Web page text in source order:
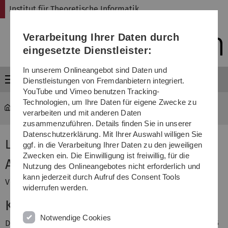
Direkt
Direkt
Direkt
(Sprache,
Drucken,
Media)
Direkt
Direkt
Institut für Theoretische Informatik
Menü
Institut für Theoretische Informatik
Logik
Aktuelles
Vorlesungsstart ist der 22. April 2013
Klausur
Die Klausurfindet am Freitag, 19.07.2012, im
Hörsaal H4/5
Verarbeitung Ihrer Daten durch
eingesetzte Dienstleister:
In unserem Onlineangebot sind Daten und
Dienstleistungen von Fremdanbietern integriert.
YouTube und Vimeo benutzen Tracking-
Technologien, um Ihre Daten für eigene Zwecke zu
verarbeiten und mit anderen Daten
zusammenzuführen. Details finden Sie in unserer
Datenschutzerklärung. Mit Ihrer Auswahl willigen Sie
ggf. in die Verarbeitung Ihrer Daten zu den jeweiligen
Zwecken ein. Die Einwilligung ist freiwillig, für die
Nutzung des Onlineangebotes nicht erforderlich und
kann jederzeit durch Aufruf des Consent Tools
widerrufen werden.
Notwendige Cookies